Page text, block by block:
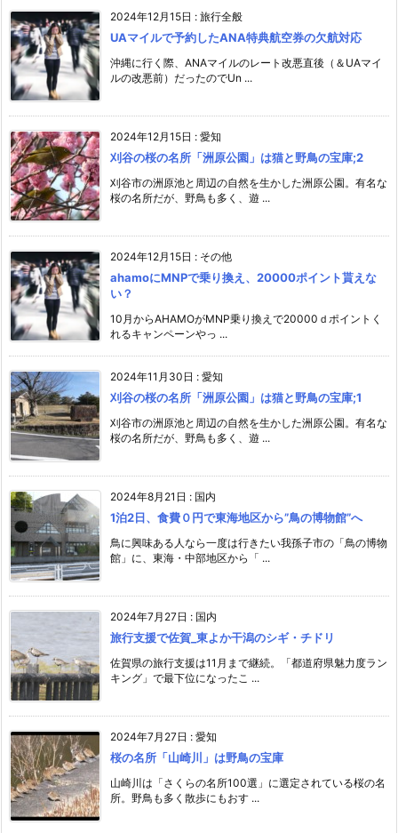
2024年12月15日 : 旅行全般
UAマイルで予約したANA特典航空券の欠航対応
沖縄に行く際、ANAマイルのレート改悪直後（＆UAマイ
ルの改悪前）だったのでUn ...
2024年12月15日 : 愛知
刈谷の桜の名所「洲原公園」は猫と野鳥の宝庫;2
刈谷市の洲原池と周辺の自然を生かした洲原公園。有名な
桜の名所だが、野鳥も多く、遊 ...
2024年12月15日 : その他
ahamoにMNPで乗り換え、20000ポイント貰えな
い？
10月からAHAMOがMNP乗り換えで20000ｄポイントく
れるキャンペーンやっ ...
2024年11月30日 : 愛知
刈谷の桜の名所「洲原公園」は猫と野鳥の宝庫;1
刈谷市の洲原池と周辺の自然を生かした洲原公園。有名な
桜の名所だが、野鳥も多く、遊 ...
2024年8月21日 : 国内
1泊2日、食費０円で東海地区から”鳥の博物館”へ
鳥に興味ある人なら一度は行きたい我孫子市の「鳥の博物
館」に、東海・中部地区から「 ...
2024年7月27日 : 国内
旅行支援で佐賀_東よか干潟のシギ・チドリ
佐賀県の旅行支援は11月まで継続。「都道府県魅力度ラン
キング」で最下位になったこ ...
2024年7月27日 : 愛知
桜の名所「山崎川」は野鳥の宝庫
山崎川は「さくらの名所100選」に選定されている桜の名
所。野鳥も多く散歩にもおす ...